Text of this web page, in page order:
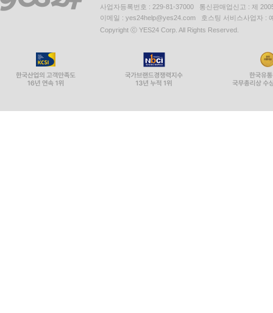
사업자등록번호 : 229-81-37000 통신판매업신고 : 제
이메일 : yes24help@yes24.com 호스팅 서비스사업자 :
Copyright ⓒ YES24 Corp. All Rights Reserved.